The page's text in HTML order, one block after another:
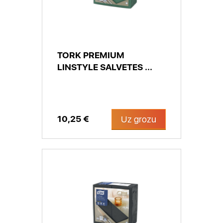
TORK PREMIUM
LINSTYLE SALVETES ...
10,25 € Uz grozu